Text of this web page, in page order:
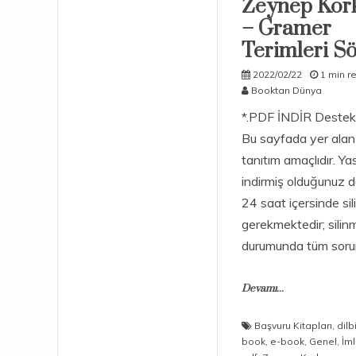
Zeynep
– Gramer
Terimleri
2022/02/22
1 min
Booktan Dünya
*.PDF İNDİR
Bu sayfada yer
tanıtım amaçlıdır.
indirmiş olduğunuz
24 saat içersinde
gerekmektedir;
durumunda tüm
Devamı...
Başvuru Kitapları,
book, e-book, Genel,